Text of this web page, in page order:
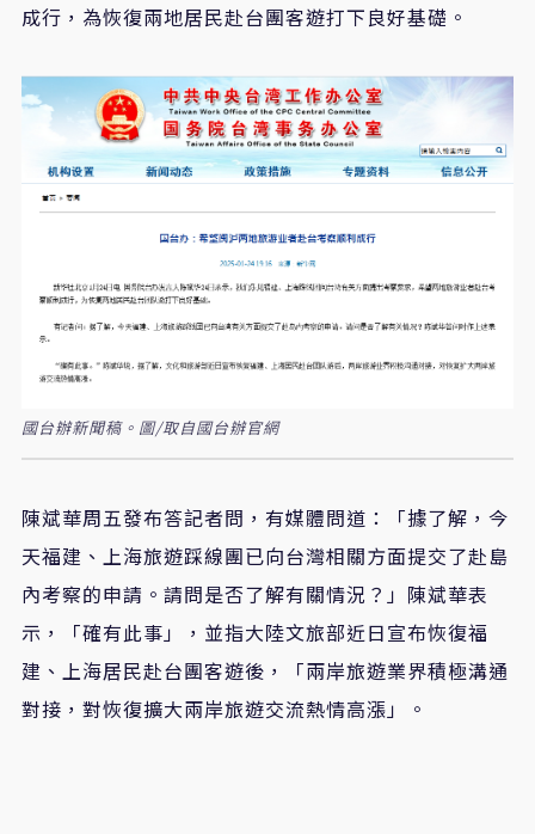
成行，為恢復兩地居民赴台團客遊打下良好基礎。
國台辦新聞稿。圖/取自國台辦官網
陳斌華周五發布答記者問，有媒體問道：「據了解，今
天福建、上海旅遊踩線團已向台灣相關方面提交了赴島
內考察的申請。請問是否了解有關情況？」陳斌華表
示，「確有此事」，並指大陸文旅部近日宣布恢復福
建、上海居民赴台團客遊後，「兩岸旅遊業界積極溝通
對接，對恢復擴大兩岸旅遊交流熱情高漲」。